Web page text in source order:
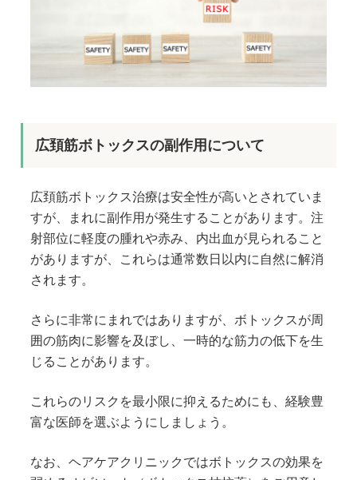
広頚筋ボトックスの副作用について
広頚筋ボトックス治療は安全性が高いとされていま
すが、まれに副作用が発生することがあります。注
射部位に軽度の腫れや赤み、内出血が見られること
がありますが、これらは通常数日以内に自然に解消
されます。
さらに非常にまれではありますが、ボトックスが周
囲の筋肉に影響を及ぼし、一時的な筋力の低下を生
じることがあります。
これらのリスクを最小限に抑えるためにも、経験豊
富な医師を選ぶようにしましょう。
なお、ヘアケアクリニックではボトックスの効果を